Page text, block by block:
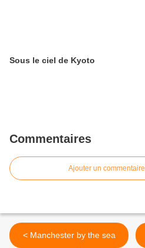
Sous le ciel de Kyoto
Commentaires
Ajouter un commentaire
< Manchester by the sea